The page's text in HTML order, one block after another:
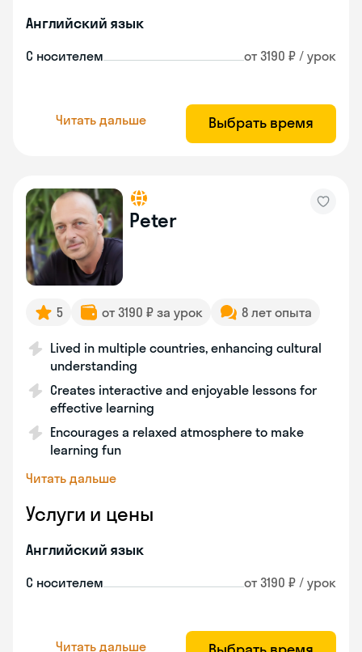
Английский язык
С носителем от 3190 ₽ / урок
Читать дальше Выбрать время
Peter
5 от 3190 ₽ за урок 8 лет опыта
Lived in multiple countries, enhancing cultural
understanding
Creates interactive and enjoyable lessons for
effective learning
Encourages a relaxed atmosphere to make
learning fun
Читать дальше
Услуги и цены
Английский язык
С носителем от 3190 ₽ / урок
Читать дальше